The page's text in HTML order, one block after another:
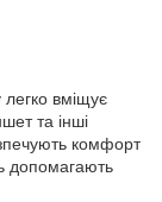
легко вміщує
та інші
комфорт
допомагають